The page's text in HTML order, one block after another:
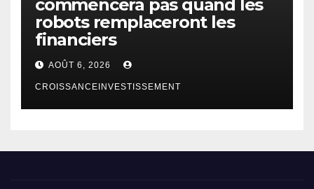
commencera pas quand les
robots remplaceront les
financiers
AOÛT 6, 2026
CROISSANCEINVESTISSEMENT